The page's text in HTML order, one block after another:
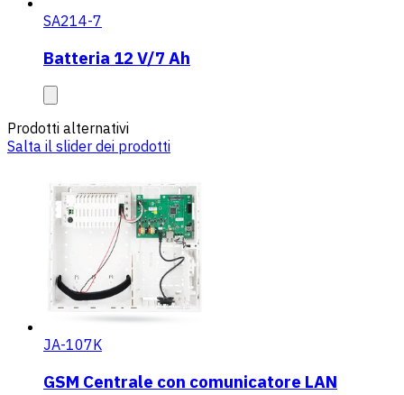
SA214-7
Batteria 12 V/7 Ah
Prodotti alternativi
Salta il slider dei prodotti
JA-107K
GSM Centrale con comunicatore LAN